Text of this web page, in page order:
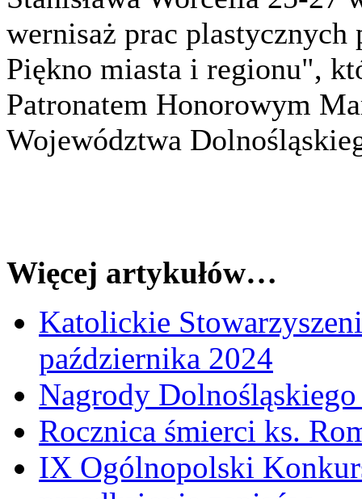
wernisaż prac plastycznych
Piękno miasta i regionu",
Patronatem Honorowym
Województwa
Więcej artykułów…
Katolickie
października 2024
Nagrody
Rocznica śmierci ks.
IX Ogólnopolski